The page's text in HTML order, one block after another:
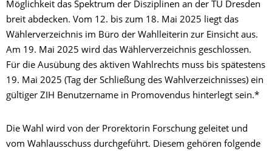
Möglichkeit das Spektrum der Disziplinen an der TU Dresden
breit abdecken. Vom 12. bis zum 18. Mai 2025 liegt das
Wählerverzeichnis im Büro der Wahlleiterin zur Einsicht aus.
Am 19. Mai 2025 wird das Wählerverzeichnis geschlossen.
Für die Ausübung des aktiven Wahlrechts muss bis spätestens
19. Mai 2025 (Tag der Schließung des Wahlverzeichnisses) ein
gültiger ZIH Benutzername in Promovendus hinterlegt sein.*
Die Wahl wird von der Prorektorin Forschung geleitet und
vom Wahlausschuss durchgeführt. Diesem gehören folgende